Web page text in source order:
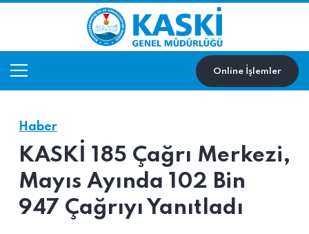
Online İşlemler
Haber
KASKİ 185 Çağrı Merkezi,
Mayıs Ayında 102 Bin
947 Çağrıyı Yanıtladı